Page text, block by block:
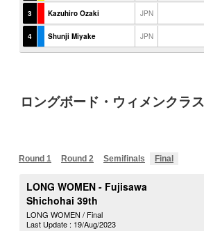
ロングボード・ウィメンクラス
Round 1 Round 2 Semifinals Final